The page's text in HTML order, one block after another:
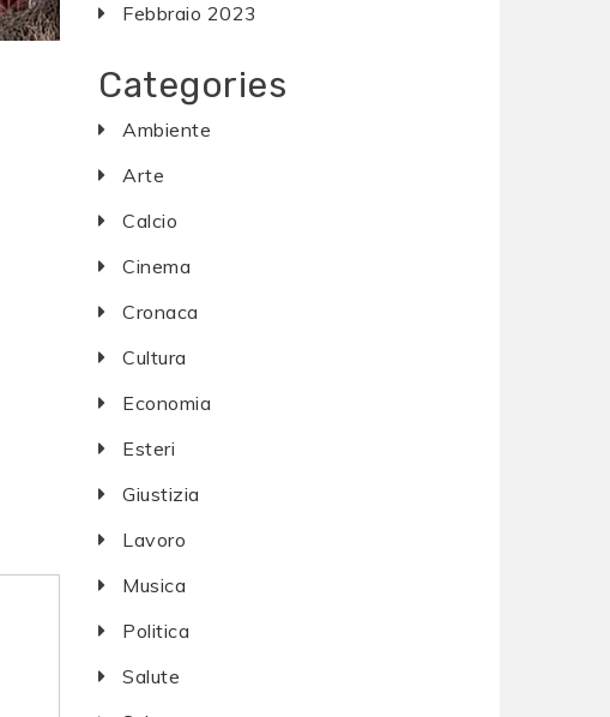
Febbraio 2023
Categories
Ambiente
Arte
Calcio
Cinema
Cronaca
Cultura
Economia
Esteri
Giustizia
Lavoro
Musica
Politica
Salute